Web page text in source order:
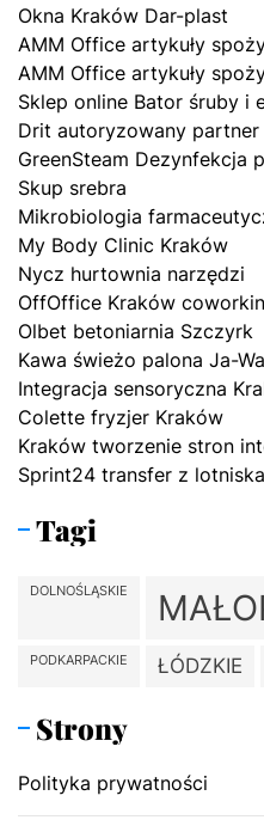
Okna Kraków Dar-plast
AMM Office artykuły
AMM Office artykuły
Sklep online Bator śruby i
Drit autoryzowany partner
GreenSteam Dezynfekcja
Skup srebra
Mikrobiologia
My Body Clinic Kraków
Nycz hurtownia narzędzi
OffOffice Kraków
Olbet betoniarnia Szczyrk
Kawa świeżo palona Ja-Wa
Integracja sensoryczna
Colette fryzjer Kraków
Kraków tworzenie stron
Sprint24 transfer z lotniska
Tagi
DOLNOŚLĄSKIE
PODKARPACKIE ŁÓDZKIE
Strony
Polityka prywatności